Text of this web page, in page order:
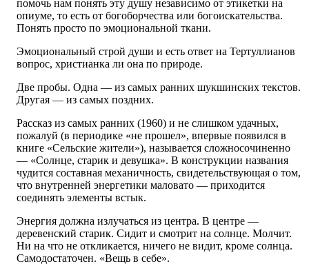
помочь нам понять эту душу независимо от этикетки на
опиуме, то есть от богоборчества или богоискательства.
Понять просто по эмоциональной ткани.
Эмоциональный строй души и есть ответ на Тертуллианов
вопрос, христианка ли она по природе.
Две пробы. Одна — из самых ранних шукшинских текстов.
Другая — из самых поздних.
Рассказ из самых ранних (1960) и не слишком удачных,
пожалуй (в периодике «не прошел», впервые появился в
книге «Сельские жители»), называется сложносочиненно
— «Солнце, старик и девушка». В конструкции названия
чудится составная механичность, свидетельствующая о том,
что внутренней энергетики маловато — приходится
соединять элементы встык.
Энергия должна излучаться из центра. В центре —
деревенский старик. Сидит и смотрит на солнце. Молчит.
Ни на что не откликается, ничего не видит, кроме солнца.
Самодостаточен. «Вещь в себе».